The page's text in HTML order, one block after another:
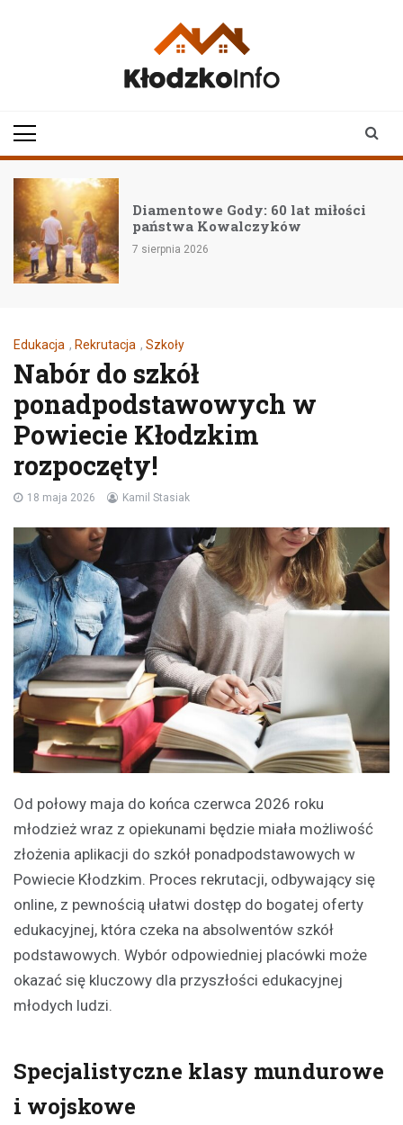
Dołącz do nas na XX Pikniku
Samorządowym 15 sierpnia!
7 sierpnia 2026
Edukacja , Rekrutacja , Szkoły
Nabór do szkół
ponadpodstawowych w
Powiecie Kłodzkim
rozpoczęty!
18 maja 2026 Kamil Stasiak
Od połowy maja do końca czerwca 2026 roku
młodzież wraz z opiekunami będzie miała możliwość
złożenia aplikacji do szkół ponadpodstawowych w
Powiecie Kłodzkim. Proces rekrutacji, odbywający się
online, z pewnością ułatwi dostęp do bogatej oferty
edukacyjnej, która czeka na absolwentów szkół
podstawowych. Wybór odpowiedniej placówki może
okazać się kluczowy dla przyszłości edukacyjnej
młodych ludzi.
Specjalistyczne klasy mundurowe
i wojskowe